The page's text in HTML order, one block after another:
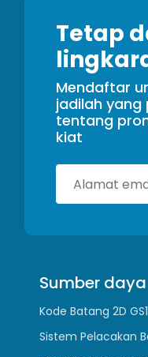
Tetap
Mendaftar
jadilah
tentang
kiat
Sumber daya
Kode Batang 2D GS1
Sistem Pelacakan